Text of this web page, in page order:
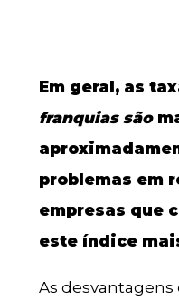
Em geral, as
franquias são
problemas em
empresas que
este índice
As